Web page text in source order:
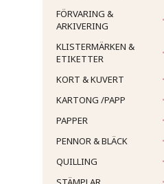
FÖRVARING &
ARKIVERING
KLISTERMÄRKEN &
ETIKETTER
KORT & KUVERT
KARTONG /PAPP
PAPPER
PENNOR & BLÄCK
QUILLING